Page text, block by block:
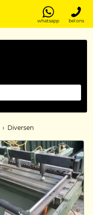
whatsapp bel ons
› Diversen